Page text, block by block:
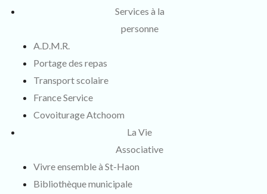
Services à la
personne
A.D.M.R.
Portage des repas
Transport scolaire
France Service
Covoiturage Atchoom
La Vie
Associative
Vivre ensemble à St-Haon
Bibliothèque municipale